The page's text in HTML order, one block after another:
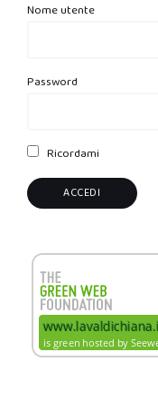
Nome utente
Password
Ricordami